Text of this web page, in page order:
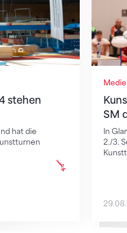
stehen
hat die
SM
In
2./3.